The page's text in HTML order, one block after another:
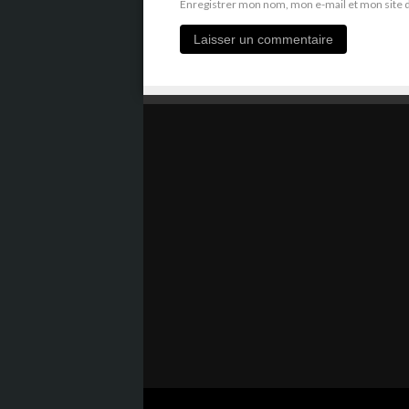
Enregistrer mon nom, mon e-mail et mon site